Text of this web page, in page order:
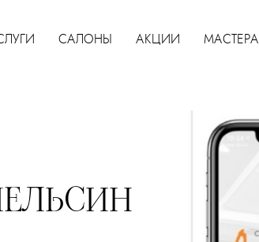
САЛОНЫ АКЦИИ МАСТЕРА